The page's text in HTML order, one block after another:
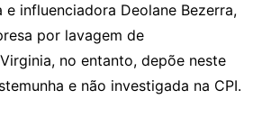
e influenciadora Deolane Bezerra,
por lavagem de
no entanto, depõe neste
e não investigada na CPI.